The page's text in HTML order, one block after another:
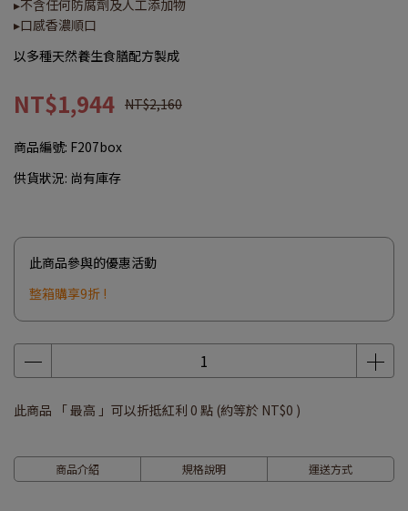
▸不含任何防腐劑及人工添加物
▸口感香濃順口
以多種天然養生食膳配方製成
NT$1,944 NT$2,160
商品編號: F207box
供貨狀況: 尚有庫存
此商品參與的優惠活動
整箱購享9折 !
此商品 「 最高 」可以折抵紅利 0 點 (約等於 NT$0 )
商品介紹 規格說明 運送方式